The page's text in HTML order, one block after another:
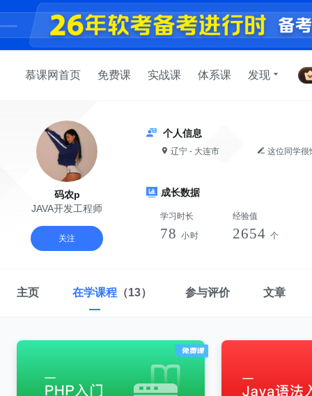
慕课网首页 免费课 实战课 体系课 发现
码农p
JAVA开发工程师
关注
个人信息
辽宁 - 大连市 这位同学很
成长数据
学习时长
78 小时
经验值
2654 个
主页 在学课程 （13） 参与评价 文章